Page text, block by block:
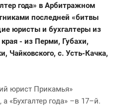
года» в Арбитражном
последней «битвы
юристы и бухгалтеры из
- из Перми, Губахи,
Чайковского, с. Усть-Качка,
юрист Прикамья»
«Бухгалтер года» –в 17–й.